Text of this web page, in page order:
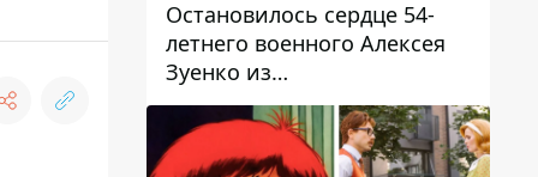
Остановилось сердце 54-
летнего военного Алексея
Зуенко из
Днепропетровской области